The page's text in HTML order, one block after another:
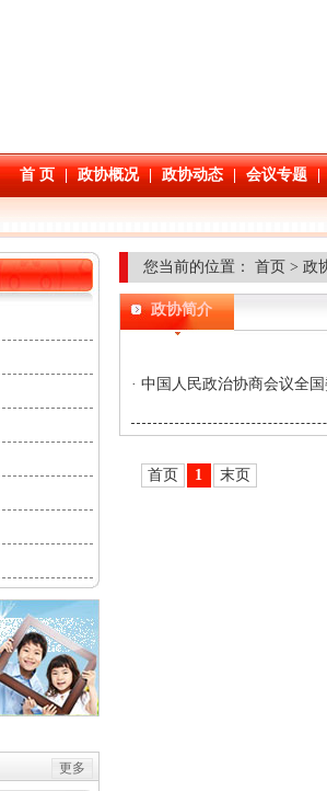
您当前的位置： 首页 > 政
政协简介
· 中国人民政治协商会议全
首页 1 末页